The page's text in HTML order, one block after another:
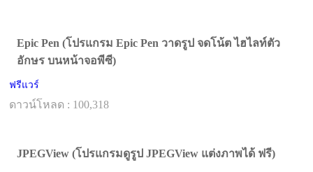
Epic Pen (โปรแกรม Epic Pen วาดรูป จดโน้ต ไฮไลท์ตัว
อักษร บนหน้าจอพีซี)
ฟรีแวร์
ดาวน์โหลด : 100,318
JPEGView (โปรแกรมดูรูป JPEGView แต่งภาพได้ ฟรี)